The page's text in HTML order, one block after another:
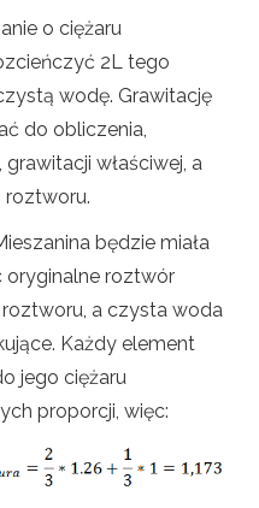
o ciężaru
2L tego
wodę. Grawitację
do obliczenia,
właściwej, a
roztworu.
będzie miała
oryginalne roztwór
a czysta woda
Każdy element
jego ciężaru
proporcji, więc: